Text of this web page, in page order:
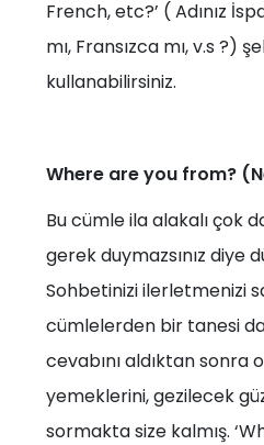
French, etc?’ ( Adınız
mı, Fransızca mı, v.s ?)
kullanabilirsiniz.
Where are you from?
Bu cümle ila alakalı çok
gerek duymazsınız diye
Sohbetinizi ilerletmenizi
cümlelerden bir tanesi
cevabını aldıktan sonra
yemeklerini, gezilecek
sormakta size kalmış.